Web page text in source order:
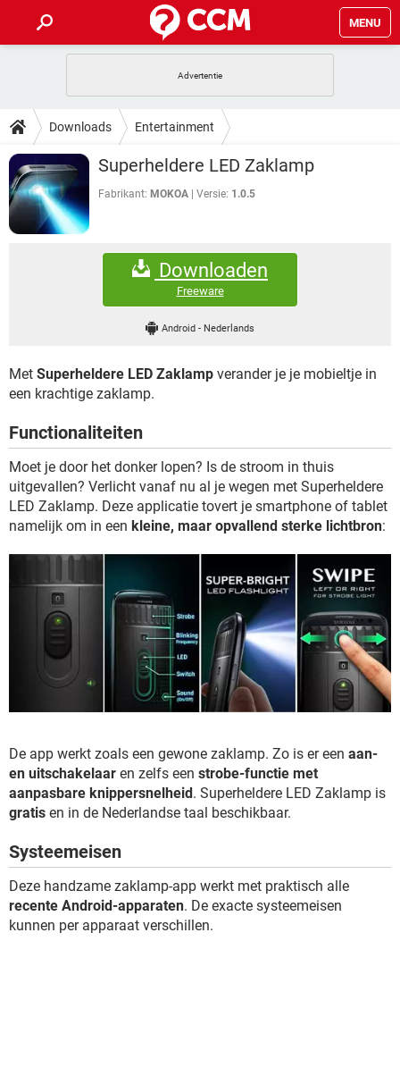
MENU
INSTAGRAM WINDOWS 10
NETFLIX CORONAVIRUS
GRATIS SNAPCHAT
TIKTOK
HOW-TO
VIDEOBELLEN GAMES
INSTAGRAM
NETFLIX
DOWNLOADS
VIDEOBELLEN GAMES
INSTAGRAM
CORONAVIRUS
SNAPCHAT
FORUM
WINDOWS 10
CORONAVIRUS
SNAPCHAT
GAMES
GRATIS SNAPCHAT
Downloads Entertainment
Superheldere LED Zaklamp
Fabrikant: MOKOA Versie: 1.0.5
Downloaden
Freeware
Android - Nederlands
Met Superheldere LED Zaklamp verander je je mobieltje in
een krachtige zaklamp.
Functionaliteiten
Moet je door het donker lopen? Is de stroom in thuis
uitgevallen? Verlicht vanaf nu al je wegen met Superheldere
LED Zaklamp. Deze applicatie tovert je smartphone of tablet
namelijk om in een kleine, maar opvallend sterke lichtbron:
De app werkt zoals een gewone zaklamp. Zo is er een aan-
en uitschakelaar en zelfs een strobe-functie met
aanpasbare knippersnelheid. Superheldere LED Zaklamp is
gratis en in de Nederlandse taal beschikbaar.
Systeemeisen
Deze handzame zaklamp-app werkt met praktisch alle
recente Android-apparaten. De exacte systeemeisen
kunnen per apparaat verschillen.